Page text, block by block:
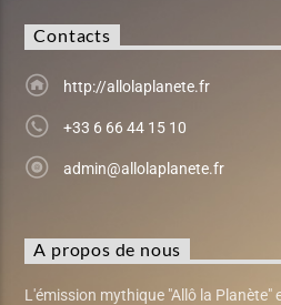
Contacts
http://allolaplanete.fr
+33 6 66 44 15 10
admin@allolaplanete.fr
A propos de nous
L'émission mythique "Allô la